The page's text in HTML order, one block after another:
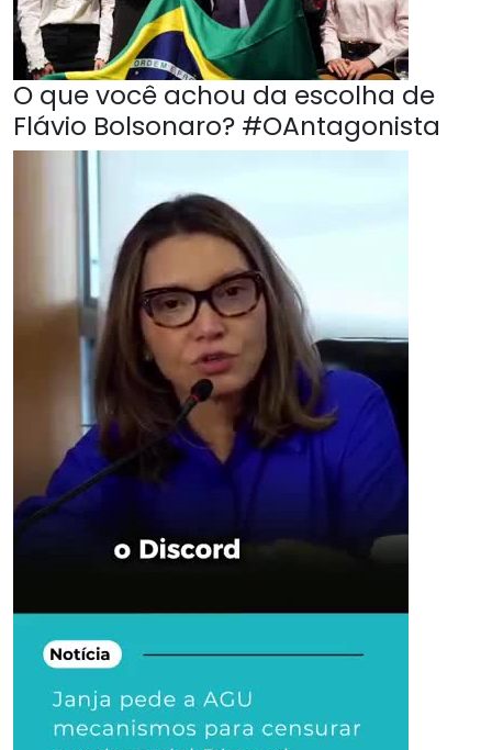
O que você achou da escolha de
Flávio Bolsonaro? #OAntagonista